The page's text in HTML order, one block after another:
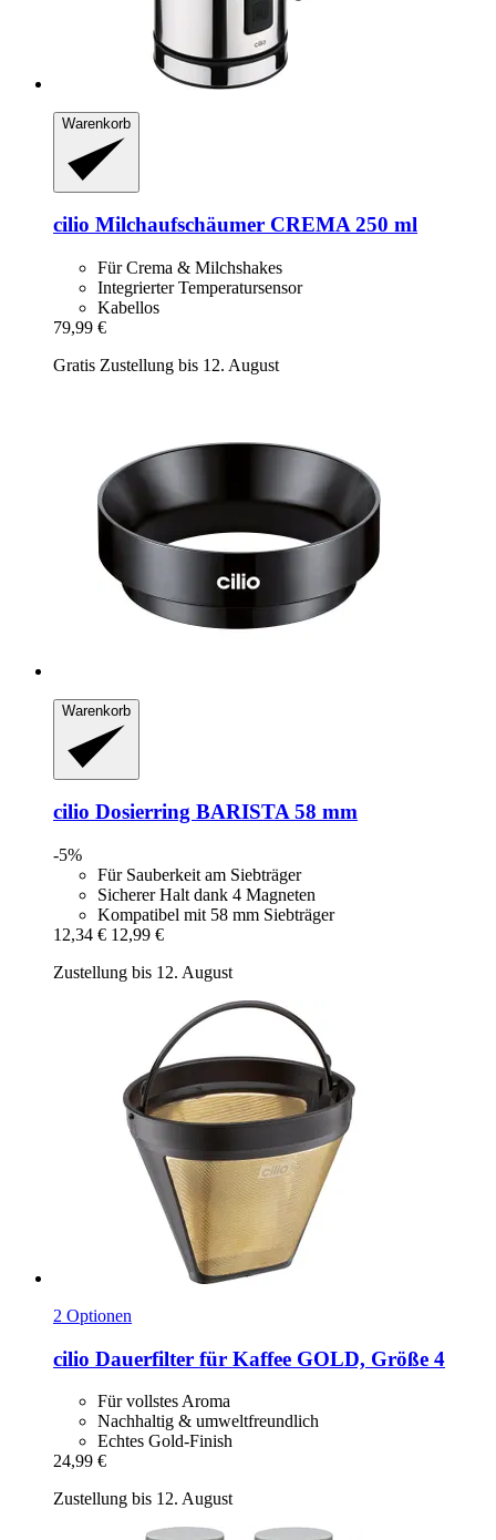
Warenkorb
cilio Milchaufschäumer CREMA 250 ml
Für Crema & Milchshakes
Integrierter Temperatursensor
Kabellos
79,99 €
Gratis Zustellung bis 12. August
Warenkorb
cilio Dosierring BARISTA 58 mm
-5%
Für Sauberkeit am Siebträger
Sicherer Halt dank 4 Magneten
Kompatibel mit 58 mm Siebträger
12,34 € 12,99 €
Zustellung bis 12. August
2 Optionen
cilio Dauerfilter für Kaffee GOLD, Größe 4
Für vollstes Aroma
Nachhaltig & umweltfreundlich
Echtes Gold-Finish
24,99 €
Zustellung bis 12. August